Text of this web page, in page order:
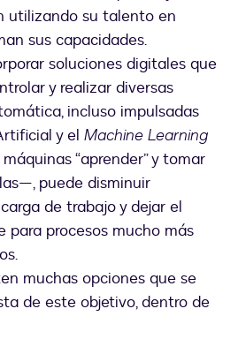
utilizando su talento en
sus capacidades.
soluciones digitales que
y realizar diversas
incluso impulsadas
y el Machine Learning
“aprender” y tomar
puede disminuir
de trabajo y dejar el
para procesos mucho más
muchas opciones que se
de este objetivo, dentro de